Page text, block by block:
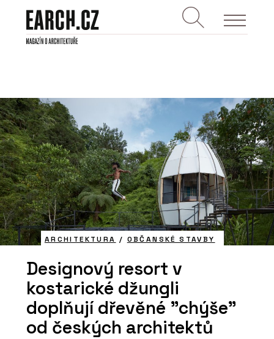
ARCHITEKTURA / OBČANSKÉ STAVBY
Designový resort v
kostarické džungli
doplňují dřevěné "chýše"
od českých architektů